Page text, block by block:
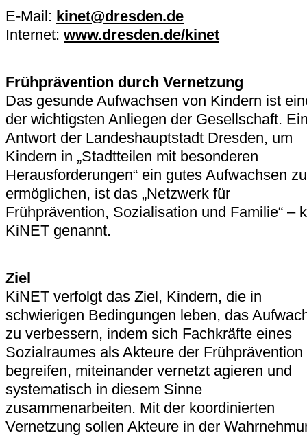
E-Mail: kinet@dresden.de
Internet: www.dresden.de/kinet
Frühprävention durch Vernetzung
Das gesunde Aufwachsen von Kindern ist
der wichtigsten Anliegen der Gesellschaft.
Antwort der Landeshauptstadt Dresden, um
Kindern in „Stadtteilen mit besonderen
Herausforderungen“ ein gutes Aufwachsen zu
ermöglichen, ist das „Netzwerk für
Frühprävention, Sozialisation und Familie“ –
KiNET genannt.
Ziel
KiNET verfolgt das Ziel, Kindern, die in
schwierigen Bedingungen leben, das
zu verbessern, indem sich Fachkräfte eines
Sozialraumes als Akteure der Frühprävention
begreifen, miteinander vernetzt agieren und
systematisch in diesem Sinne
zusammenarbeiten. Mit der koordinierten
Vernetzung sollen Akteure in der